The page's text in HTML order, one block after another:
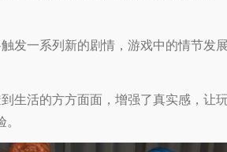
发一系列新的剧情，游戏中的情节发
生活的方方面面，增强了真实感，让